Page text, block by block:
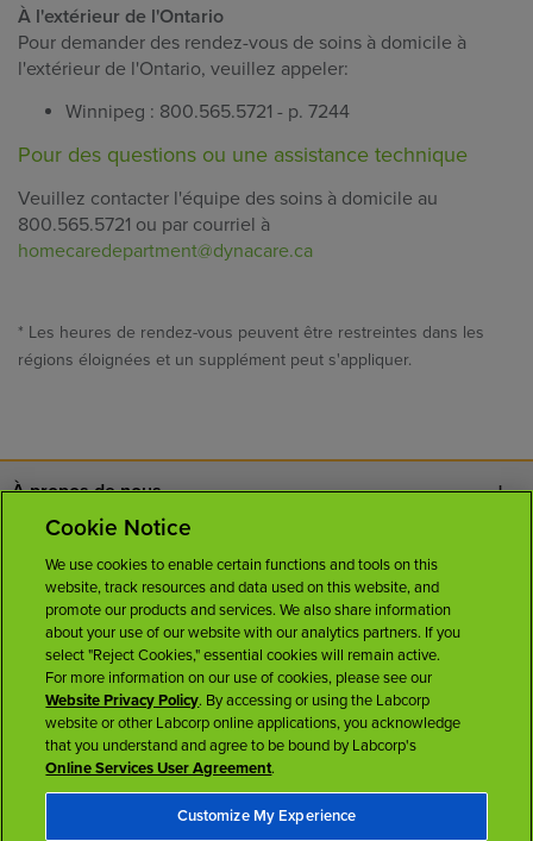
À l'extérieur de l'Ontario
Pour demander des rendez-vous de soins à domicile à
l'extérieur de l'Ontario, veuillez appeler:
Winnipeg : 800.565.5721 - p. 7244
Pour des questions ou une assistance technique
Veuillez contacter l'équipe des soins à domicile au
800.565.5721 ou par courriel à
homecaredepartment@dynacare.ca
* Les heures de rendez-vous peuvent être restreintes dans les
régions éloignées et un supplément peut s'appliquer.
À propos de nous
Carrières
Salle de presse
Licences
Cookie Notice
We use cookies to enable certain functions and tools on this
website, track resources and data used on this website, and
promote our products and services. We also share information
about your use of our website with our analytics partners. If you
select "Reject Cookies," essential cookies will remain active.
For more information on our use of cookies, please see our
Website Privacy Policy. By accessing or using the Labcorp
website or other Labcorp online applications, you acknowledge
that you understand and agree to be bound by Labcorp's
Online Services User Agreement.
Customize My Experience